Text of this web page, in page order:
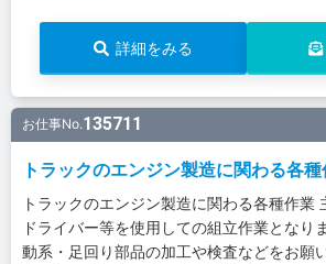
詳細をみる
お仕事No.135711
トラックのエンジン製造に関わる各
トラックのエンジン製造に関わる各種作業
ドライバー等を使用しての組立作業となり
動系・足回り部品の加工や検査などをお願